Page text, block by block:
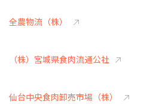
全農物流（株）
（株）宮城県食肉流通公社
仙台中央食肉卸売市場（株）